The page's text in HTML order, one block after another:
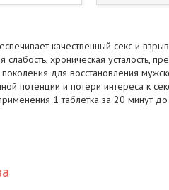
качественный секс и
хроническая усталость,
для восстановления
потенции и потери интереса к
1 таблетка за 20 минут